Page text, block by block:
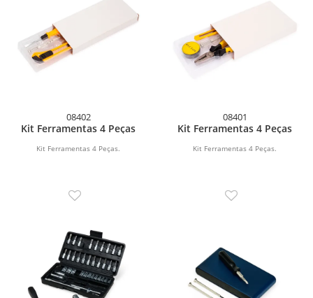
08402
Kit Ferramentas 4 Peças
Kit Ferramentas 4 Peças.
08401
Kit Ferramentas 4 Peças
Kit Ferramentas 4 Peças.